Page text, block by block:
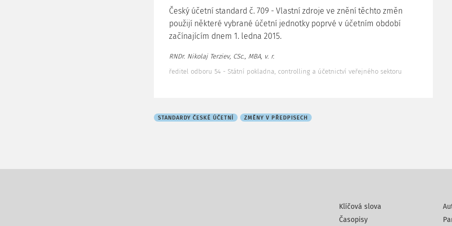
Český účetní standard č. 709 - Vlastní zdroje ve znění těchto změn
použijí některé vybrané účetní jednotky poprvé v účetním období
začínajícím dnem 1. ledna 2015.
RNDr. Nikolaj Terziev, CSc., MBA, v. r.
ředitel odboru 54 - Státní pokladna, controlling a účetnictví veřejného sektoru
STANDARDY ČESKÉ ÚČETNÍ ZMĚNY V PŘEDPISECH
Klíčová slova
Časopisy